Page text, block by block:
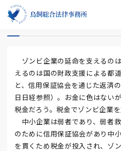
ゾンビ企業をいつまで救
ゾンビ企業の延命を支えるの
えるのは国の財政支援による都
と、信用保証協会を通じた返済
日日経参照）。お金に色はない
税金だろう。税金でゾンビ企業
中小企業は弱者であり、弱者
のために信用保証協会があり中
を貫くため税金が投入され、ゾ